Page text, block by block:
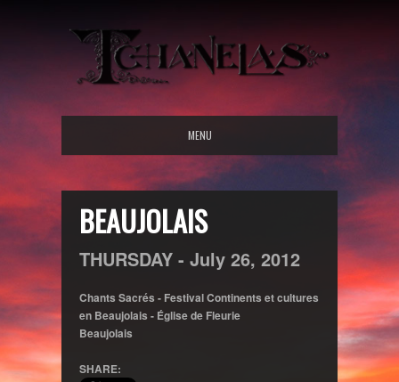
MENU
BEAUJOLAIS
THURSDAY - July 26, 2012
Chants Sacrés - Festival Continents et cultures
en Beaujolais - Église de Fleurie
Beaujolais
SHARE: